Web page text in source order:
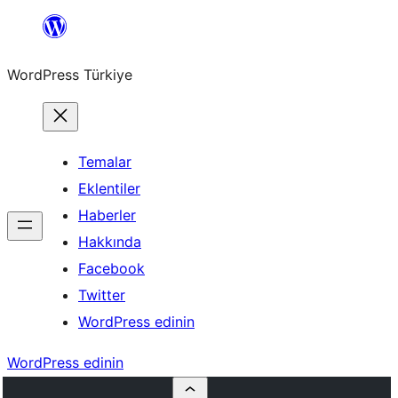
İçeriğe
WordPress Türkiye
Temalar
Eklentiler
Haberler
Hakkında
Facebook
Twitter
WordPress edinin
WordPress edinin